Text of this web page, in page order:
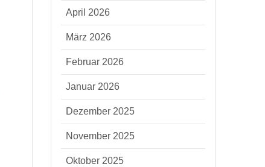
April 2026
März 2026
Februar 2026
Januar 2026
Dezember 2025
November 2025
Oktober 2025